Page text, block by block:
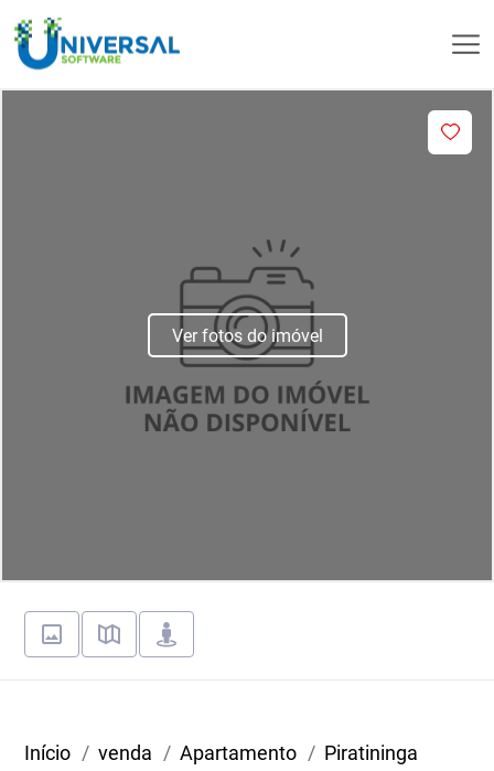
Ver fotos do imóvel
Início venda Apartamento Piratininga